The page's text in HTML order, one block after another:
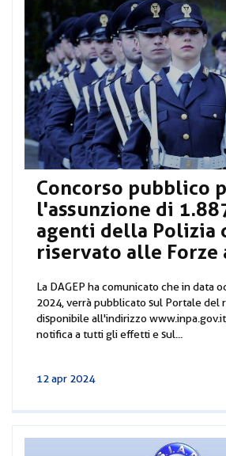
Concorso pubblico
l'assunzione di
agenti della Polizia
riservato alle Forze
La DAGEP ha comunicato che in data
2024, verrà pubblicato sul Portale del
disponibile all'indirizzo
notifica a tutti gli effetti e sul...
12 apr 2024